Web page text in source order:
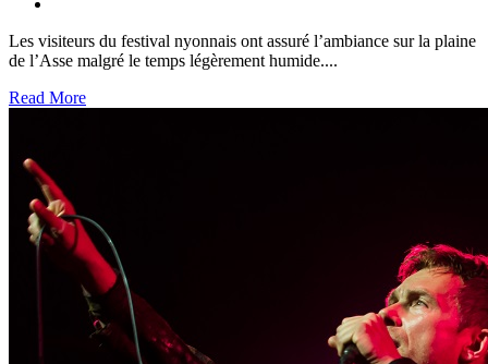
Les visiteurs du festival nyonnais ont assuré l’ambiance sur la plaine
de l’Asse malgré le temps légèrement humide....
Read More